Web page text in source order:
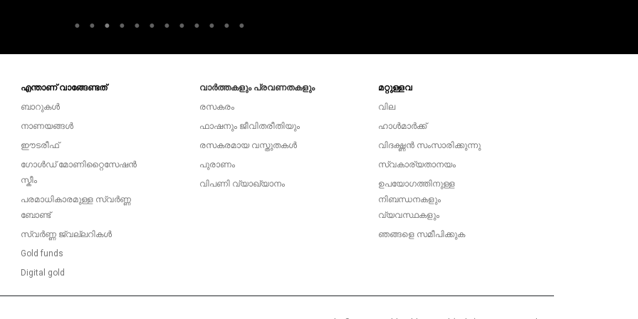
എന്താണ് വാങ്ങേണ്ടത്
ബാറുകൾ
നാണയങ്ങൾ
ഈടരീഫ്
ഗോൾഡ് മോണിറ്റൈസേഷൻ
സ്കീം
പരമാധികാരമുള്ള സ്വർണ്ണ
ബോണ്ട്
സ്വർണ്ണ ജ്വല്ലറികൾ
Gold funds
Digital gold
വാർത്തകളും പ്രവണതകളും
രസകരം
ഫാഷനും ജീവിതരീതിയും
രസകരമായ വസ്തുതകൾ
പുരാണം
വിപണി വ്യാഖ്യാനം
മറ്റുള്ളവ
വില
ഹാൾമാർക്ക്
വിദഗ്ദ്ധൻ സംസാരിക്കുന്നു
സ്വകാര്യതാനയം
ഉപയോഗത്തിനുള്ള
നിബന്ധനകളും
വ്യവസ്ഥകളും
ഞങ്ങളെ സമീപിക്കുക